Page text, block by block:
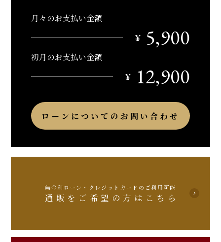
月々のお支払い金額
￥ 5,900
初月のお支払い金額
￥
12,900
ローンについてのお問い合わせ
無金利ローン・クレジットカードのご利用可能
通販をご希望の方はこちら